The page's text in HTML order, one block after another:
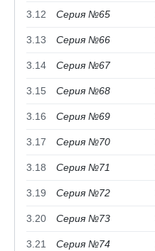
3.12 Серия №65
3.13 Серия №66
3.14 Серия №67
3.15 Серия №68
3.16 Серия №69
3.17 Серия №70
3.18 Серия №71
3.19 Серия №72
3.20 Серия №73
3.21 Серия №74